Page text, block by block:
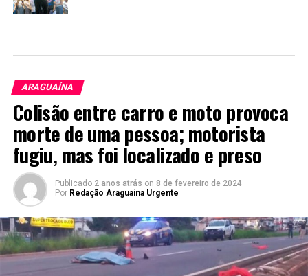
ARAGUAÍNA
Colisão entre carro e moto provoca
morte de uma pessoa; motorista
fugiu, mas foi localizado e preso
Publicado 2 anos atrás on 8 de fevereiro de 2024
Por Redação Araguaina Urgente